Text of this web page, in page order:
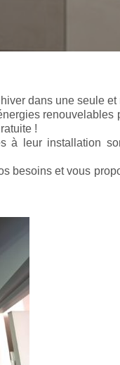
dans une seule
renouvelables
!
à leur installation
besoins et vous